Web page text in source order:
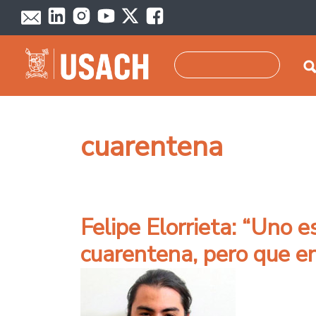
Pasar al contenido principal
cuarentena
Felipe Elorrieta: “Uno
cuarentena, pero que